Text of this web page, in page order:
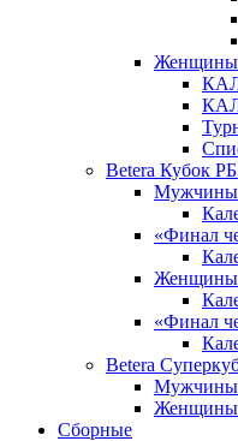
Betera Кубок
«Финал
«Финал
Betera
Сборные